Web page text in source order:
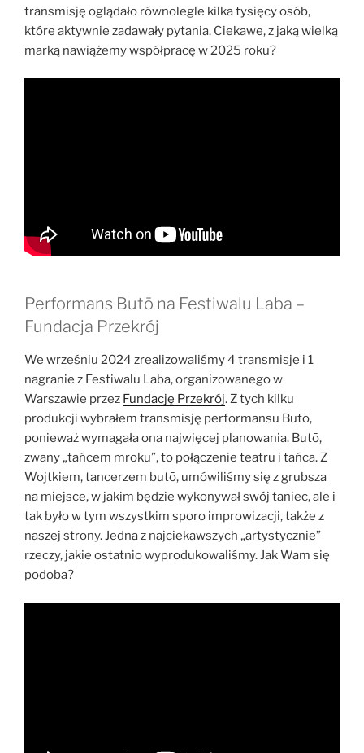
transmisję oglądało równolegle kilka tysięcy osób,
które aktywnie zadawały pytania. Ciekawe, z jaką wielką
marką nawiążemy współpracę w 2025 roku?
Performans Butō na Festiwalu Laba –
Fundacja Przekrój
We wrześniu 2024 zrealizowaliśmy 4 transmisje i 1
nagranie z Festiwalu Laba, organizowanego w
Warszawie przez Fundację Przekrój. Z tych kilku
produkcji wybrałem transmisję performansu Butō,
ponieważ wymagała ona najwięcej planowania. Butō,
zwany „tańcem mroku”, to połączenie teatru i tańca. Z
Wojtkiem, tancerzem butō, umówiliśmy się z grubsza
na miejsce, w jakim będzie wykonywał swój taniec, ale i
tak było w tym wszystkim sporo improwizacji, także z
naszej strony. Jedna z najciekawszych „artystycznie”
rzeczy, jakie ostatnio wyprodukowaliśmy. Jak Wam się
podoba?